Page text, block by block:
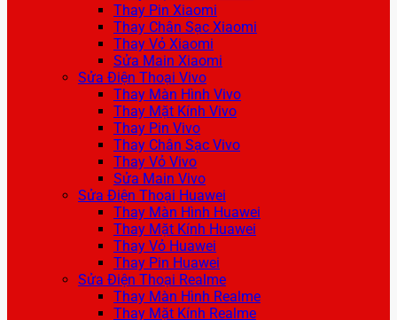
Thay Pin Xiaomi
Thay Chân Sạc Xiaomi
Thay Vỏ Xiaomi
Sửa Main Xiaomi
Sửa Điện Thoại Vivo
Thay Màn Hình Vivo
Thay Mặt Kính Vivo
Thay Pin Vivo
Thay Chân Sạc Vivo
Thay Vỏ Vivo
Sửa Main Vivo
Sửa Điện Thoại Huawei
Thay Màn Hình Huawei
Thay Mặt Kính Huawei
Thay Vỏ Huawei
Thay Pin Huawei
Sửa Điện Thoại Realme
Thay Màn Hình Realme
Thay Mặt Kính Realme